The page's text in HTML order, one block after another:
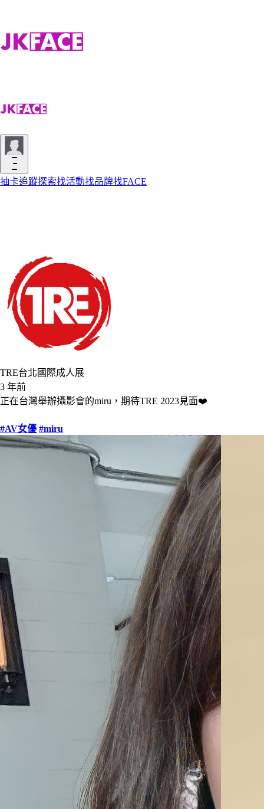
抽卡追蹤探索找活動找品牌找FACE
TRE台北國際成人展
3 年前
正在台灣舉辦攝影會的miru，期待TRE 2023見面❤️
#AV女優 #miru